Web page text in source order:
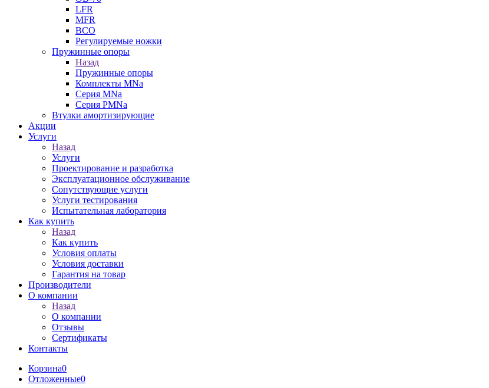
LFR
MFR
ВСО
Регулируемые ножки
Пружинные опоры
Назад
Пружинные опоры
Комплекты MNa
Серия MNa
Серия PMNa
Втулки амортизирующие
Акции
Услуги
Назад
Услуги
Проектирование и разработка
Эксплуатационное обслуживание
Сопутствующие услуги
Услуги тестирования
Испытательная лаборатория
Как купить
Назад
Как купить
Условия оплаты
Условия доставки
Гарантия на товар
Производители
О компании
Назад
О компании
Отзывы
Сертификаты
Контакты
Корзина0
Отложенные0